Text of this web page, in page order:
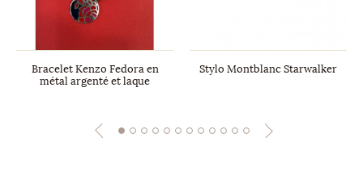
Bracelet Kenzo Fedora en
métal argenté et laque
Stylo Montblanc Starwalker